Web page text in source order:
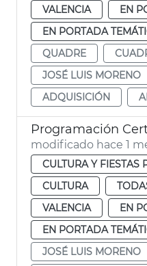
VALENCIA
EN
EN PORTADA
QUADRE
JOSÉ LUIS MORENO
ADQUISICIÓN
modificado hace 1
CULTURA Y FIESTAS
CULTURA
VALENCIA
EN
EN PORTADA
JOSÉ LUIS MORENO